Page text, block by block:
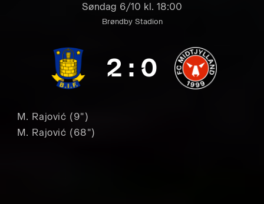
Søndag 6/10 kl. 18:00
Brøndby Stadion
M. Rajović (9")
M. Rajović (68")
2 : 0